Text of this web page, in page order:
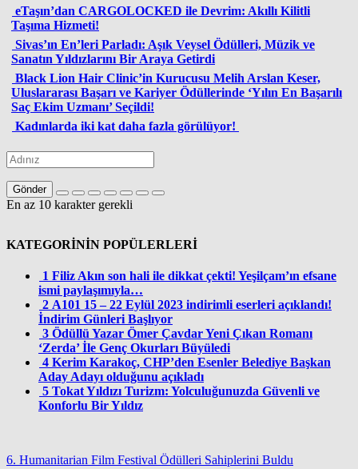
eTaşın’dan CARGOLOCKED ile Devrim: Akıllı Kilitli
Taşıma Hizmeti!
Sivas’ın En’leri Parladı: Aşık Veysel Ödülleri, Müzik ve
Sanatın Yıldızlarını Bir Araya Getirdi
Black Lion Hair Clinic’in Kurucusu Melih Arslan Keser,
Uluslararası Başarı ve Kariyer Ödüllerinde ‘Yılın En Başarılı
Saç Ekim Uzmanı’ Seçildi!
Kadınlarda iki kat daha fazla görülüyor!
Gönder
En az 10 karakter gerekli
KATEGORİNİN POPÜLERLERİ
1 Filiz Akın son hali ile dikkat çekti! Yeşilçam’ın efsane
ismi paylaşımıyla…
2 A101 15 – 22 Eylül 2023 indirimli eserleri açıklandı!
İndirim Günleri Başlıyor
3 Ödüllü Yazar Ömer Çavdar Yeni Çıkan Romanı
‘Zerda’ İle Genç Okurları Büyüledi
4 Kerim Karakoç, CHP’den Esenler Belediye Başkan
Aday Adayı olduğunu açıkladı
5 Tokat Yıldızı Turizm: Yolculuğunuzda Güvenli ve
Konforlu Bir Yıldız
6. Humanitarian Film Festival Ödülleri Sahiplerini Buldu